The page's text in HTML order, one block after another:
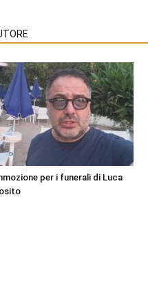
per i funerali di Luca